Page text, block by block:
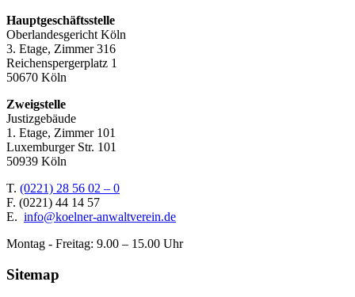
Hauptgeschäftsstelle
Oberlandesgericht Köln
3. Etage, Zimmer 316
Reichenspergerplatz 1
50670 Köln
Zweigstelle
Justizgebäude
1. Etage, Zimmer 101
Luxemburger Str. 101
50939 Köln
T. (0221) 28 56 02 – 0
F. (0221) 44 14 57
E. info@koelner-anwaltverein.de
Montag - Freitag: 9.00 – 15.00 Uhr
Sitemap